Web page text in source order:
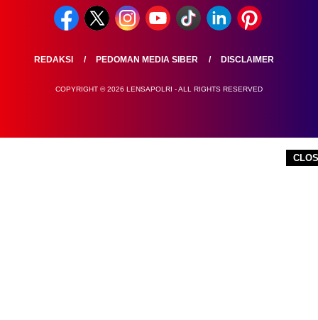
REDAKSI PEDOMAN MEDIA SIBER DISCLAIMER
COPYRIGHT © 2026 LENSAPOLRI - ALL RIGHTS RESERVED